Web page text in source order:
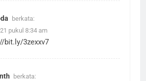
berkata:
pukul 8:34 am
bit.ly/3zexxv7
berkata: